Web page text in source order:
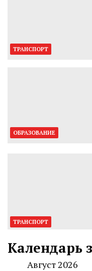
ТРАНСПОРТ
ОБРАЗОВАНИЕ
ТРАНСПОРТ
Календарь
Август 2026